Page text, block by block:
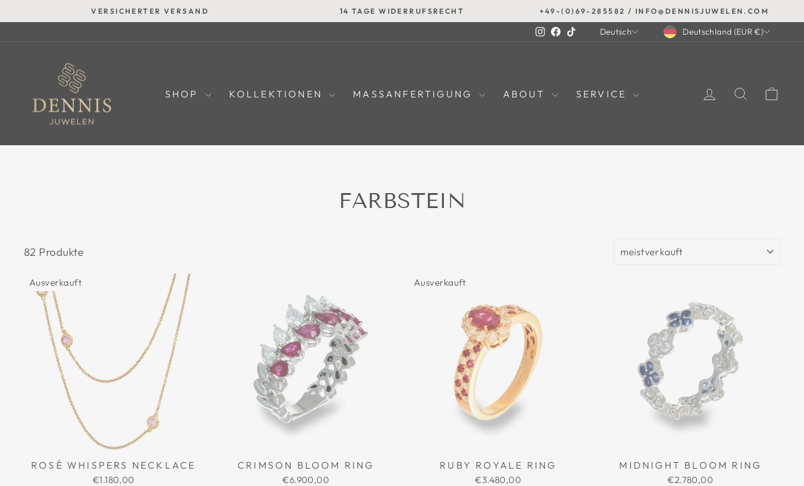
zum
Pause
VERSICHERTER VERSAND 14 TAGE WIDERRUFSRECHT +49-(0)69-285582 / INFO@DENNISJUWELEN.COM
Instagram
Facebook
TikTokSPRACHE
Deutsch WÄHRUNG
Deutschland (EUR €)
SHOP KOLLEKTIONEN MASSANFERTIGUNG ABOUT SERVICE EINLOGGEN
SUCHE
FARBSTEIN
82 Produkte
Ausverkauft
ROSÉ WHISPERS NECKLACE
€1.180,00
CRIMSON BLOOM RING
€6.900,00
Ausverkauft
RUBY ROYALE RING
€3.480,00
MIDNIGHT BLOOM RING
€2.780,00